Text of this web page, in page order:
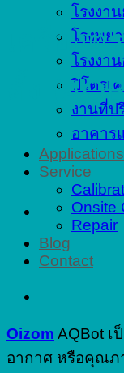
โรงงา
โรงพย
โรงงา
ปิโตรเ
งานที่ป
อาคาร
Applications
Service
Onsite
Repair
Blog
Contact
เครื่อง
ตั้ง
Oizom AQBot เ
อากาศ หรือคุณภ